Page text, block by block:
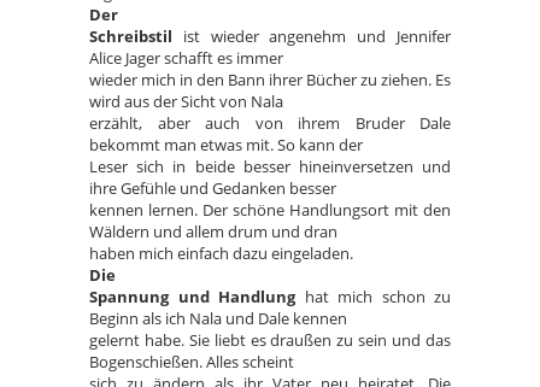
Der
Schreibstil ist wieder angenehm und Jennifer
Alice Jager schafft es immer
wieder mich in den Bann ihrer Bücher zu ziehen. Es
wird aus der Sicht von Nala
erzählt, aber auch von ihrem Bruder Dale
bekommt man etwas mit. So kann der
Leser sich in beide besser hineinversetzen und
ihre Gefühle und Gedanken besser
kennen lernen. Der schöne Handlungsort mit den
Wäldern und allem drum und dran
haben mich einfach dazu eingeladen.
Die
Spannung und Handlunghat mich schon zu
Beginn als ich Nala und Dale kennen
gelernt habe. Sie liebt es draußen zu sein und das
Bogenschießen. Alles scheint